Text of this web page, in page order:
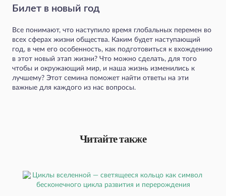
Билет в новый год
Все понимают, что наступило время глобальных перемен во
всех сферах жизни общества. Каким будет наступающий
год, в чем его особенность, как подготовиться к вхождению
в этот новый этап жизни? Что можно сделать, для того
чтобы и окружающий мир, и наша жизнь изменились к
лучшему? Этот семина поможет найти ответы на эти
важные для каждого из нас вопросы.
Читайте также